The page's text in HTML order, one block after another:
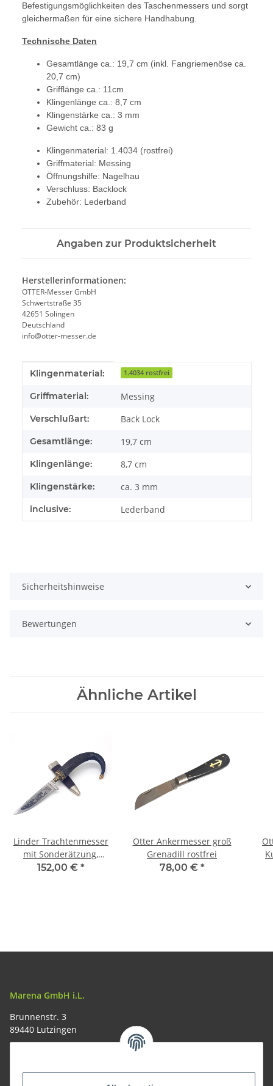
Befestigungsmöglichkeiten des Taschenmessers und sorgt
gleichermaßen für eine sichere Handhabung.
Technische Daten
Gesamtlänge ca.: 19,7 cm (inkl. Fangriemenöse ca.
20,7 cm)
Grifflänge ca.: 11cm
Klingenlänge ca.: 8,7 cm
Klingenstärke ca.: 3 mm
Gewicht ca.: 83 g
Klingenmaterial: 1.4034 (rostfrei)
Griffmaterial: Messing
Öffnungshilfe: Nagelhau
Verschluss: Backlock
Zubehör: Lederband
Angaben zur Produktsicherheit
Herstellerinformationen:
OTTER-Messer GmbH
Schwertstraße 35
42651 Solingen
Deutschland
info@otter-messer.de
Produkteigenschaft
Wert
Klingenmaterial: 1.4034 rostfrei
Griffmaterial: Messing
Verschlußart: Back Lock
Gesamtlänge: 19,7 cm
Klingenlänge: 8,7 cm
Klingenstärke: ca. 3 mm
inclusive: Lederband
Sicherheitshinweise
Bewertungen
Ähnliche Artikel
Linder Trachtenmesser
mit Sonderätzung,
Zierrücken, rostfrei
152,00 € *
Otter Ankermesser groß
Grenadill rostfrei
78,00 € *
Marena GmbH i.L.
Brunnenstr. 3
89440 Lutzingen